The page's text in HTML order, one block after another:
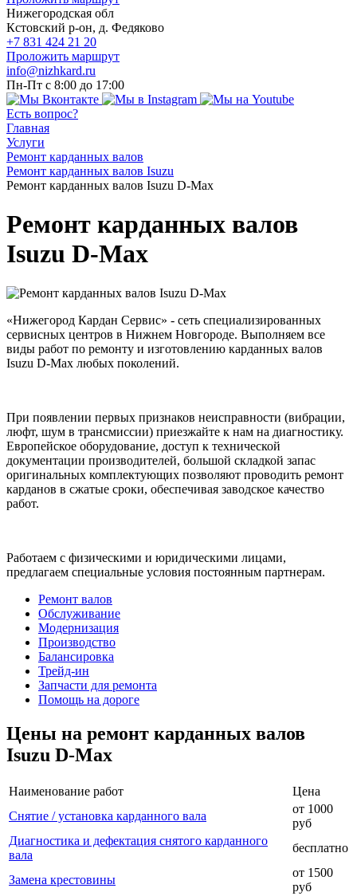
Нижегородская обл
Кстовский р-он, д. Федяково
+7 831 424 21 20
Проложить маршрут
info@nizhkard.ru
Пн-Пт с 8:00 до 17:00
Есть вопрос?
Главная
Услуги
Ремонт карданных валов
Ремонт карданных валов Isuzu
Ремонт карданных валов Isuzu D-Max
Ремонт карданных валов
Isuzu D-Max
«Нижегород Кардан Сервис» - сеть специализированных
сервисных центров в Нижнем Новгороде. Выполняем все
виды работ по ремонту и изготовлению карданных валов
Isuzu D-Max любых поколений.
При появлении первых признаков неисправности (вибрации,
люфт, шум в трансмиссии) приезжайте к нам на диагностику.
Европейское оборудование, доступ к технической
документации производителей, большой складкой запас
оригинальных комплектующих позволяют проводить ремонт
карданов в сжатые сроки, обеспечивая заводское качество
работ.
Работаем с физическими и юридическими лицами,
предлагаем специальные условия постоянным партнерам.
Ремонт валов
Обслуживание
Модернизация
Производство
Балансировка
Трейд-ин
Запчасти для ремонта
Помощь на дороге
Цены на ремонт карданных валов
Isuzu D-Max
Наименование работ
Цена
Снятие / установка карданного вала
от 1000
руб
Диагностика и дефектация снятого карданного
вала
бесплатно
Замена крестовины
от 1500
руб